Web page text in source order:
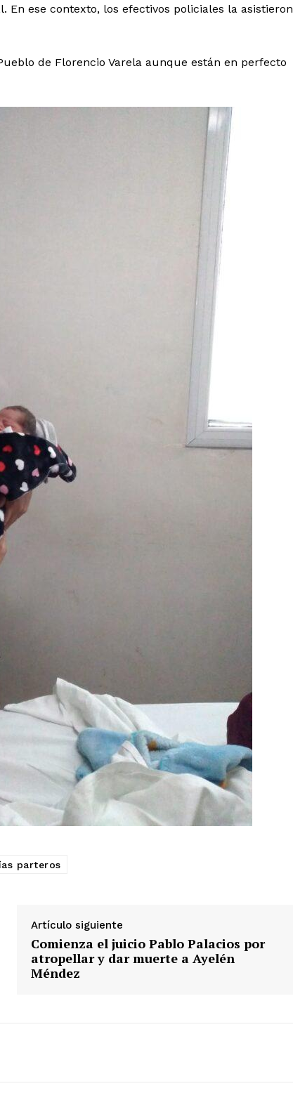
ese contexto, los efectivos policiales la asistieron
de Florencio Varela aunque están en perfecto
parteros
Artículo siguiente
Comienza el juicio Pablo Palacios por
atropellar y dar muerte a Ayelén
Méndez